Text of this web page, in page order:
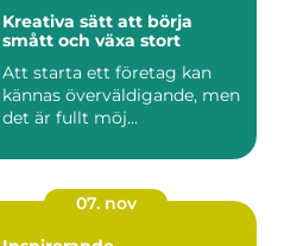
Kreativa sätt att börja
smått och växa stort
Att starta ett företag kan
kännas överväldigande, men
det är fullt möj...
07. nov